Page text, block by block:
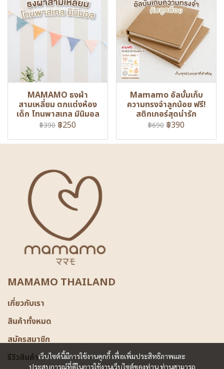
MAMAMO ธงผ้า
สามเหลี่ยม ตกแต่งห้อง
เด็ก โทนพาสเทล มินิมอล
฿390 ฿250
Mamamo อัลบั้มเก็บ
ความทรงจำลูกน้อย ฟรี!
สติกเกอร์สุดน่ารัก
฿690 ฿390
เว็บไซต์นี้มีการใช้งานคุกกี้ เพื่อเพิ่มประสิทธิภาพและ
ประสบการณ์ที่ดีในการใช้งานเว็บไซต์ของท่าน ท่านสามารถ
MAMAMO THAILAND
เกี่ยวกับเรา
สินค้าทั้งหมด
สมัครสมาชิก
รีวิวสินค้า